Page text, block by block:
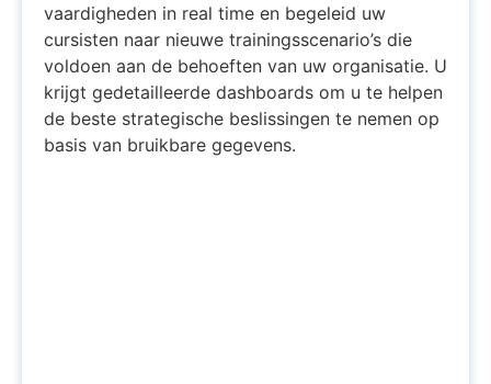
vaardigheden in real time en begeleid uw
cursisten naar nieuwe trainingsscenario’s die
voldoen aan de behoeften van uw organisatie. U
krijgt gedetailleerde dashboards om u te helpen
de beste strategische beslissingen te nemen op
basis van bruikbare gegevens.